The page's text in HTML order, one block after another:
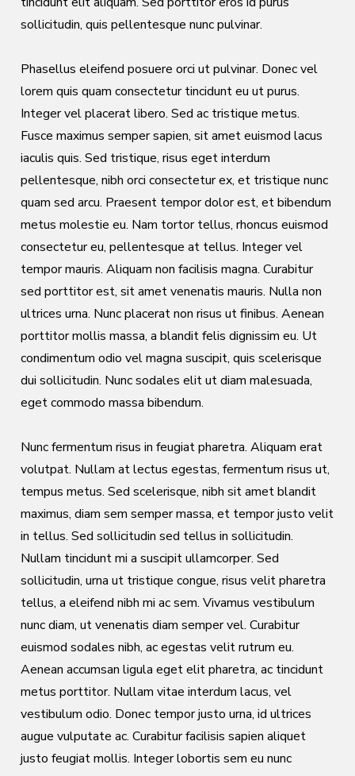
sollicitudin, quis pellentesque nunc pulvinar.
Phasellus eleifend posuere orci ut pulvinar. Donec vel
lorem quis quam consectetur tincidunt eu ut purus.
Integer vel placerat libero. Sed ac tristique metus.
Fusce maximus semper sapien, sit amet euismod lacus
iaculis quis. Sed tristique, risus eget interdum
pellentesque, nibh orci consectetur ex, et tristique nunc
quam sed arcu. Praesent tempor dolor est, et bibendum
metus molestie eu. Nam tortor tellus, rhoncus euismod
consectetur eu, pellentesque at tellus. Integer vel
tempor mauris. Aliquam non facilisis magna. Curabitur
sed porttitor est, sit amet venenatis mauris. Nulla non
ultrices urna. Nunc placerat non risus ut finibus. Aenean
porttitor mollis massa, a blandit felis dignissim eu. Ut
condimentum odio vel magna suscipit, quis scelerisque
dui sollicitudin. Nunc sodales elit ut diam malesuada,
eget commodo massa bibendum.
Nunc fermentum risus in feugiat pharetra. Aliquam erat
volutpat. Nullam at lectus egestas, fermentum risus ut,
tempus metus. Sed scelerisque, nibh sit amet blandit
maximus, diam sem semper massa, et tempor justo velit
in tellus. Sed sollicitudin sed tellus in sollicitudin.
Nullam tincidunt mi a suscipit ullamcorper. Sed
sollicitudin, urna ut tristique congue, risus velit pharetra
tellus, a eleifend nibh mi ac sem. Vivamus vestibulum
nunc diam, ut venenatis diam semper vel. Curabitur
euismod sodales nibh, ac egestas velit rutrum eu.
Aenean accumsan ligula eget elit pharetra, ac tincidunt
metus porttitor. Nullam vitae interdum lacus, vel
vestibulum odio. Donec tempor justo urna, id ultrices
augue vulputate ac. Curabitur facilisis sapien aliquet
justo feugiat mollis. Integer lobortis sem eu nunc